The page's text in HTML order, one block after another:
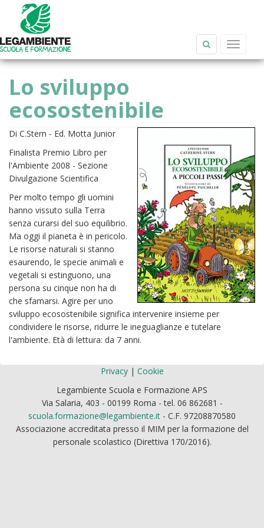
Salta al contenuto principale
Toggle
Lo sviluppo
ecosostenibile
Di C.Stern - Ed. Motta Junior
Finalista Premio Libro per
l'Ambiente 2008 - Sezione
Divulgazione Scientifica
Per molto tempo gli uomini
hanno vissuto sulla Terra
senza curarsi del suo equilibrio.
Ma oggi il pianeta è in pericolo.
Le risorse naturali si stanno
esaurendo, le specie animali e
vegetali si estinguono, una
persona su cinque non ha di
che sfamarsi. Agire per uno
sviluppo ecosostenibile significa intervenire insieme per
condividere le risorse, ridurre le ineguaglianze e tutelare
l'ambiente. Età di lettura: da 7 anni.
Privacy| Cookie
Legambiente Scuola e Formazione APS
Via Salaria, 403 - 00199 Roma - tel. 06 862681 -
scuola.formazione@legambiente.it - C.F. 97208870580
Associazione accreditata presso il MIM per la formazione del
personale scolastico (Direttiva 170/2016).